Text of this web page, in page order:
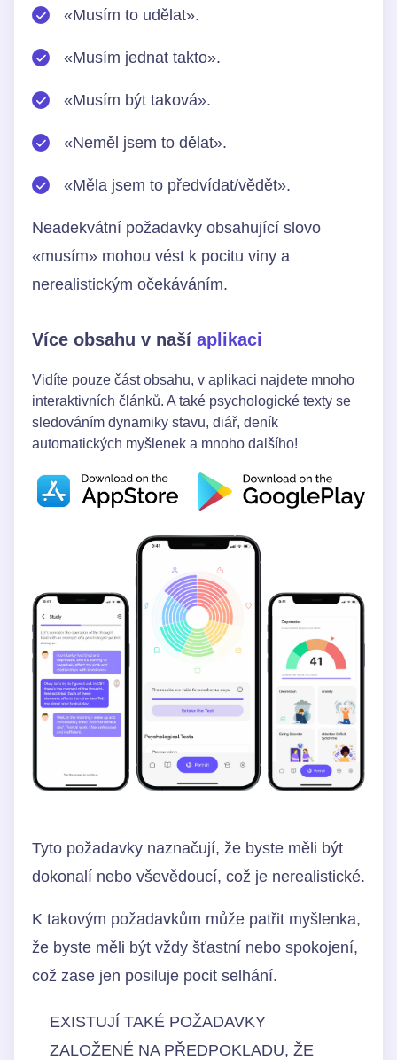
«Musím to udělat».
«Musím jednat takto».
«Musím být taková».
«Neměl jsem to dělat».
«Měla jsem to předvídat/vědět».
Neadekvátní požadavky obsahující slovo
«musím» mohou vést k pocitu viny a
nerealistickým očekáváním.
Více obsahu v naší aplikaci
Vidíte pouze část obsahu, v aplikaci najdete mnoho
interaktivních článků. A také psychologické texty se
sledováním dynamiky stavu, diář, deník
automatických myšlenek a mnoho dalšího!
Tyto požadavky naznačují, že byste měli být
dokonalí nebo vševědoucí, což je nerealistické.
K takovým požadavkům může patřit myšlenka,
že byste měli být vždy šťastní nebo spokojení,
což zase jen posiluje pocit selhání.
EXISTUJÍ TAKÉ POŽADAVKY
ZALOŽENÉ NA PŘEDPOKLADU, ŽE